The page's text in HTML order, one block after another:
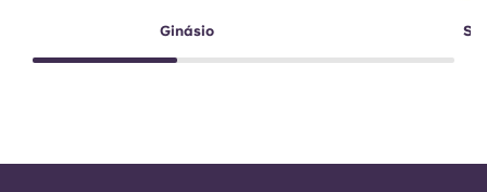
Ginásio